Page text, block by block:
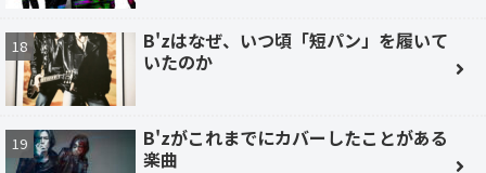
B'zはなぜ、いつ頃「短パン」を履いて
いたのか
B'zがこれまでにカバーしたことがある
楽曲